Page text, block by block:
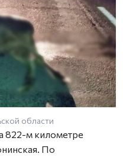
области
822-м километре
По